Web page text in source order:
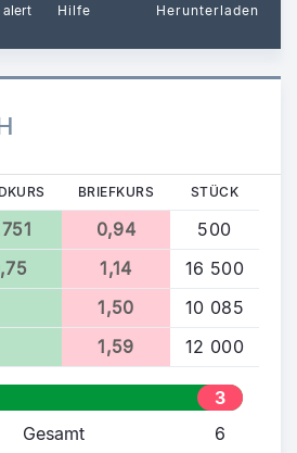
alert Hilfe Herunterladen
BRIEFKURS STÜCK
0,94
500
1,14
16 500
1,50
10 085
1,59
12 000
3
9
Gesamt 6